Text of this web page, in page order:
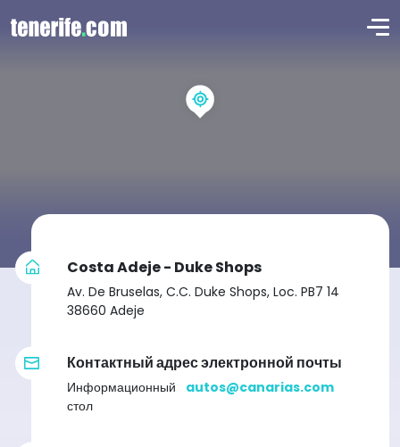
Costa Adeje - Duke Shops
Av. De Bruselas, C.C. Duke Shops, Loc. PB7 14
38660 Adeje
Контактный адрес электронной почты
Информационный
стол
autos@canarias.com